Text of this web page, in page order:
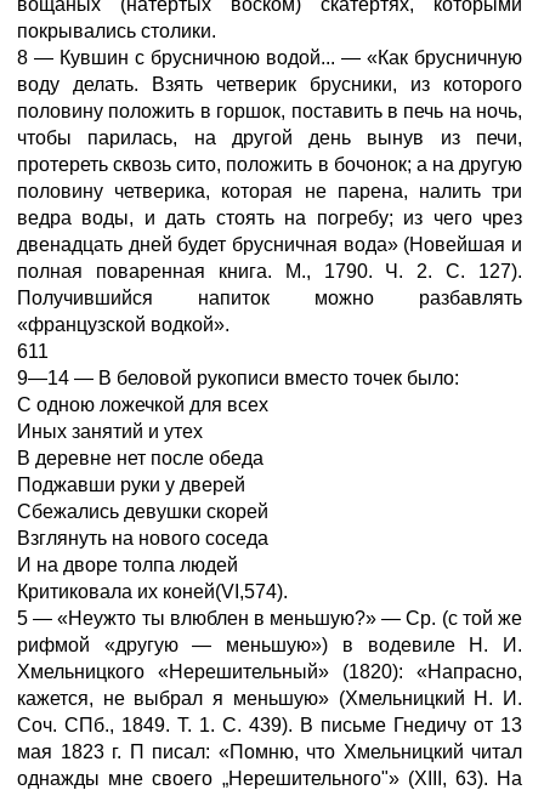
вощаных (натертых воском) скатертях, которыми
покрывались столики.
8 — Кувшин с брусничною водой... — «Как брусничную
воду делать. Взять четверик брусники, из которого
половину положить в горшок, поставить в печь на ночь,
чтобы парилась, на другой день вынув из печи,
протереть сквозь сито, положить в бочонок; а на другую
половину четверика, которая не парена, налить три
ведра воды, и дать стоять на погребу; из чего чрез
двенадцать дней будет брусничная вода» (Новейшая и
полная поваренная книга. М., 1790. Ч. 2. С. 127).
Получившийся напиток можно разбавлять
«французской водкой».
611
9—14 — В беловой рукописи вместо точек было:
С одною ложечкой для всех
Иных занятий и утех
В деревне нет после обеда
Поджавши руки у дверей
Сбежались девушки скорей
Взглянуть на нового соседа
И на дворе толпа людей
Критиковала их коней(VI,574).
5 — «Неужто ты влюблен в меньшую?» — Ср. (с той же
рифмой «другую — меньшую») в водевиле Н. И.
Хмельницкого «Нерешительный» (1820): «Напрасно,
кажется, не выбрал я меньшую» (Хмельницкий Н. И.
Соч. СПб., 1849. Т. 1. С. 439). В письме Гнедичу от 13
мая 1823 г. П писал: «Помню, что Хмельницкий читал
однажды мне своего „Нерешительного"» (XIII, 63). На